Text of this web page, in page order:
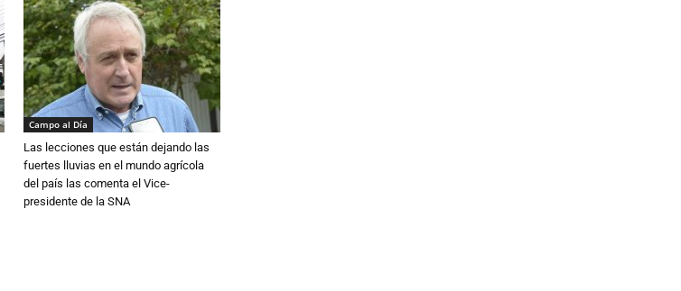
Campo al Día
Las lecciones que están dejando las
fuertes lluvias en el mundo agrícola
del país las comenta el Vice-
presidente de la SNA